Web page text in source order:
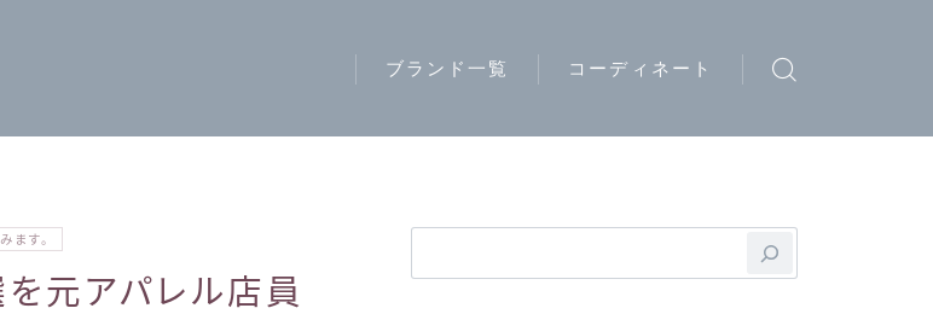
ブランド一覧
モード系ブランド
ハイブランド
コーディネート
ます。
元アパレル店員